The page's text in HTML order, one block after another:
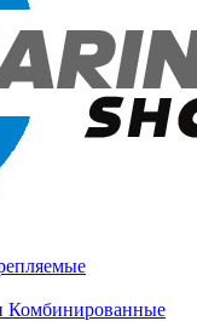
Комбинированные